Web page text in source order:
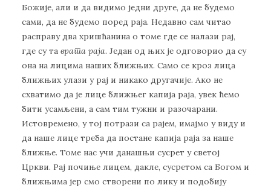
Божије, али и да видимо једни друге, да не будемо
сами, да не будемо поред раја. Недавно сам читао
расправу два хришћанина о томе где се налази рај,
где су та врата раја. Један од њих је одговорио да су
она на лицима наших ближњих. Само се кроз лица
ближњих улази у рај и никако другачије. Ако не
схватимо да је лице ближњег капија раја, увек ћемо
бити усамљени, а сам тим тужни и разочарани.
Истовремено, у тој потрази са рајем, имајмо у виду и
да наше лице треба да постане капија раја за наше
ближње. Томе нас учи данашњи сусрет у светој
Цркви. Рај почиње лицем, дакле, сусретом са Богом и
ближњима јер смо створени по лику и подобију